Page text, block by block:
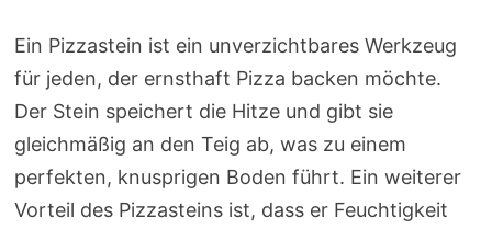
Ein Pizzastein ist ein unverzichtbares Werkzeug
für jeden, der ernsthaft Pizza backen möchte.
Der Stein speichert die Hitze und gibt sie
gleichmäßig an den Teig ab, was zu einem
perfekten, knusprigen Boden führt. Ein weiterer
Vorteil des Pizzasteins ist, dass er Feuchtigkeit